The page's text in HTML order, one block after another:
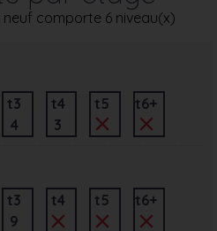
comporte 6 niveau(x)
t3
4
t4
3
t5 t6+
t3
9
t4 t5 t6+